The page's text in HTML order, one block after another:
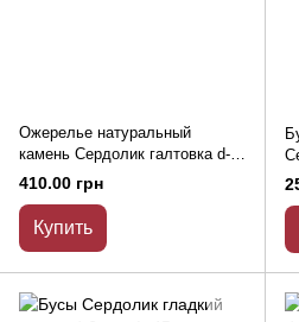
Ожерелье натуральный
камень Сердолик галтовка d-
8х10мм+-L-48-50см+-
410.00 грн
Купить